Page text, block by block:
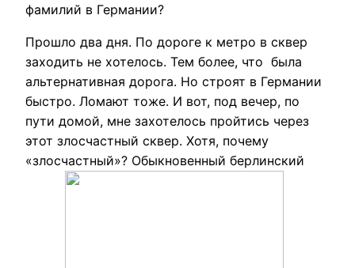
фамилий в Германии?
Прошло два дня. По дороге к метро в сквер
заходить не хотелось. Тем более, что была
альтернативная дорога. Но строят в Германии
быстро. Ломают тоже. И вот, под вечер, по
пути домой, мне захотелось пройтись через
этот злосчастный сквер. Хотя, почему
«злосчастный»? Обыкновенный берлинский